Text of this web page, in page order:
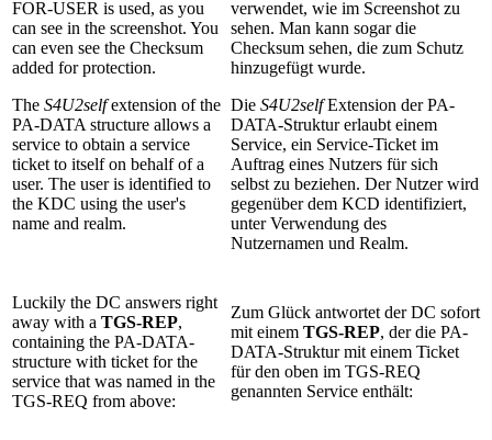
FOR-USER is used, as you
can see in the screenshot. You
can even see the Checksum
added for protection.
The S4U2selfextension of the
PA-DATA structure allows a
service to obtain a service
ticket to itself on behalf of a
user. The user is identified to
the KDC using the user's
name and realm.
verwendet, wie im Screenshot zu
sehen. Man kann sogar die
Checksum sehen, die zum Schutz
hinzugefügt wurde.
Die S4U2selfExtension der PA-
DATA-Struktur erlaubt einem
Service, ein Service-Ticket im
Auftrag eines Nutzers für sich
selbst zu beziehen. Der Nutzer wird
gegenüber dem KCD identifiziert,
unter Verwendung des
Nutzernamen und Realm.
Luckily the DC answers right
away with a TGS-REP,
containing the PA-DATA-
structure with ticket for the
service that was named in the
TGS-REQ from above:
Zum Glück antwortet der DC sofort
mit einem TGS-REP, der die PA-
DATA-Struktur mit einem Ticket
für den oben im TGS-REQ
genannten Service enthält: